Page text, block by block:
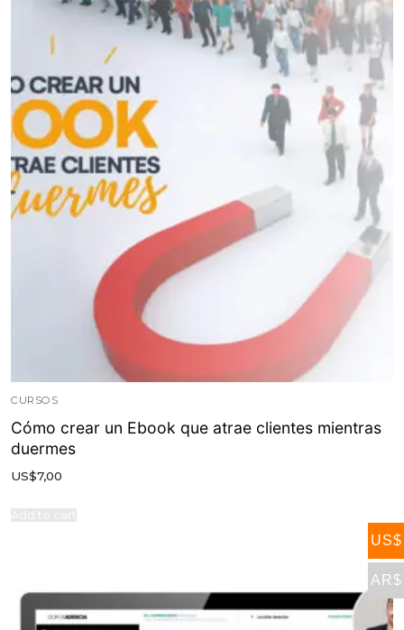
CURSOS
Cómo crear un Ebook que atrae clientes mientras
duermes
US$7,00
US$
AR$